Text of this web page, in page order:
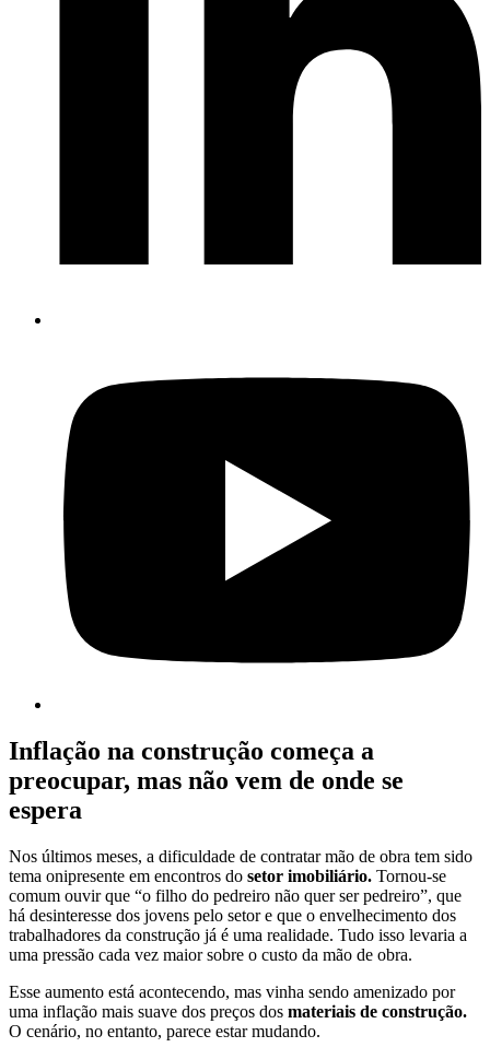
Inflação na construção começa a
preocupar, mas não vem de onde se
espera
Nos últimos meses, a dificuldade de contratar mão de obra tem sido
tema onipresente em encontros do setor imobiliário. Tornou-se
comum ouvir que “o filho do pedreiro não quer ser pedreiro”, que
há desinteresse dos jovens pelo setor e que o envelhecimento dos
trabalhadores da construção já é uma realidade. Tudo isso levaria a
uma pressão cada vez maior sobre o custo da mão de obra.
Esse aumento está acontecendo, mas vinha sendo amenizado por
uma inflação mais suave dos preços dos materiais de construção.
O cenário, no entanto, parece estar mudando.